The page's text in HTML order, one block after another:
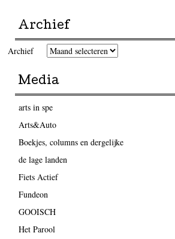
Archief
Archief
Media
arts in spe
Arts&Auto
Boekjes, columns en dergelijke
de lage landen
Fiets Actief
Fundeon
GOOISCH
Het Parool